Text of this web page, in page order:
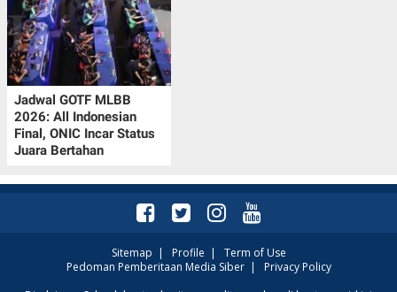
Jadwal GOTF MLBB
2026: All Indonesian
Final, ONIC Incar Status
Juara Bertahan
Sitemap | Profile | Term of Use
Pedoman Pemberitaan Media Siber| Privacy Policy